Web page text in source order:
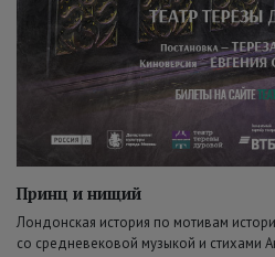
Принц и нищий
Лондонская история по мотивам
со средневековой музыкой и стихами